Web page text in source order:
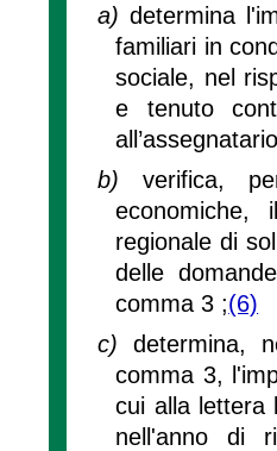
a) determina
familiari in
sociale, nel
e tenuto
b) verifica,
regionale di
delle
comma 3 ;(6)
c) determina,
comma 3,
cui alla lettera
nell'anno di